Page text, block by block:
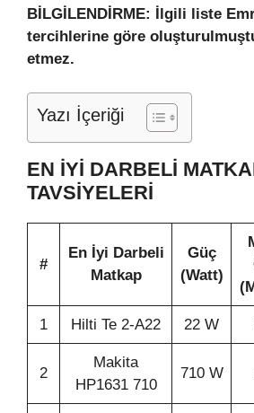
BİLGİLENDİRME: İlgili liste
tercihlerine göre
etmez.
Yazı İçeriği
EN İYI DARBELİ
TAVSIYELERI
#
En İyi Darbeli
Matkap
Güç
(Watt)
1 Hilti Te 2-A22 22 W
2
Makita
HP1631 710
710 W